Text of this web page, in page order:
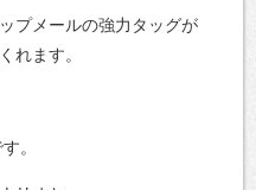
プメールの強力タッグが
れます。
。